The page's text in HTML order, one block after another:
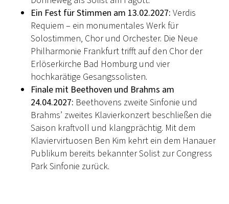
Ein Fest für Stimmen am 13.02.2027: Verdis
Requiem – ein monumentales Werk für
Solostimmen, Chor und Orchester. Die Neue
Philharmonie Frankfurt trifft auf den Chor der
Erlöserkirche Bad Homburg und vier
hochkarätige Gesangssolisten.
Finale mit Beethoven und Brahms am
24.04.2027: Beethovens zweite Sinfonie und
Brahms’ zweites Klavierkonzert beschließen die
Saison kraftvoll und klangprächtig. Mit dem
Klaviervirtuosen Ben Kim kehrt ein dem Hanauer
Publikum bereits bekannter Solist zur Congress
Park Sinfonie zurück.